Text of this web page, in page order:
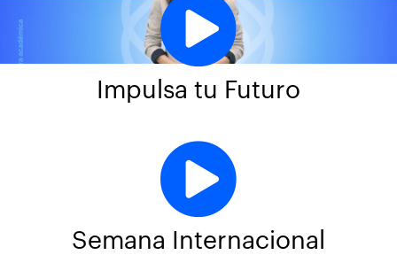
Impulsa tu Futuro
Semana Internacional